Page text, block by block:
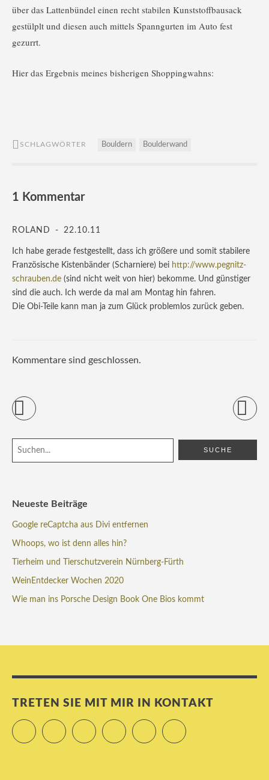
über das Lattenbündel einen recht stabilen Kunststoffbausack
gestülplt und diesen auch mittels Spanngurten im Auto fest
gezurrt.
Hier das Ergebnis meines bisherigen Shoppingwahns:
SCHLAGWÖRTER Bouldern Boulderwand
1 Kommentar
ROLAND 22.10.11
Ich habe gerade festgestellt, dass ich größere und somit stabilere
Französische Kistenbänder (Scharniere) bei http://www.pegnitz-
schrauben.de (sind nicht weit von hier) bekomme. Und günstiger
sind die auch. Ich werde da mal am Montag hin fahren.
Die Obi-Teile kann man ja zum Glück problemlos zurück geben.
Kommentare sind geschlossen.
Neueste Beiträge
Google reCaptcha aus Divi entfernen
Whoops, wo ist denn alles hin?
Tierheim und Tierschutzverein Nürnberg-Fürth
WeinEntdecker Wochen 2020
Wie man ins Porsche Design Book One Bios kommt
TRETEN SIE MIT MIR IN KONTAKT
Twitter Facebook Instagram LinkedIn Xing